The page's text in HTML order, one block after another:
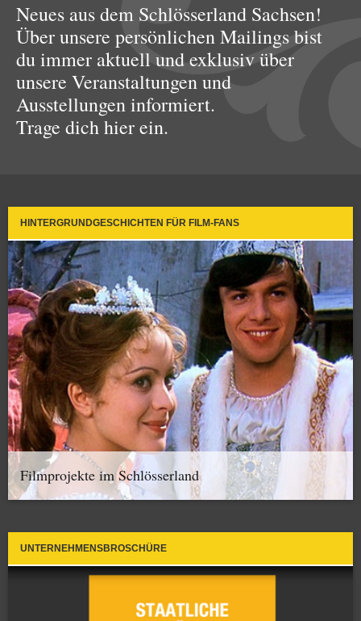
Neues aus dem Schlösserland Sachsen!
Über unsere persönlichen Mailings bist
du immer aktuell und exklusiv über
unsere Veranstaltungen und
Ausstellungen informiert.
Trage dich hier ein.
HINTERGRUNDGESCHICHTEN FÜR FILM-FANS
Filmprojekte im Schlösserland
UNTERNEHMENSBROSCHÜRE